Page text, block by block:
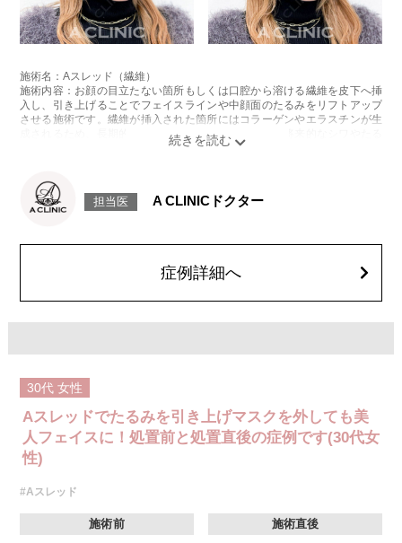
施術名：Aスレッド（繊維）
施術内容：お顔の目立たない箇所もしくは口腔から溶ける繊維を皮下へ挿
入し、引き上げることでフェイスラインや中顔面のたるみをリフトアップ
させる施術です。繊維が挿入された箇所にはコラーゲンやエラスチンが生
成されるため、長期的な美肌効果、肌質の改善効果、将来的なシワやたる
みの予防効果が期待できます。
とがございます。また、稀ではありますが、施術部位の細菌感染症、皮膚
のよれ、繊維の突出などが生じることがございます。化膿止め・痛み止め
費用：1部位 184,800円(税込)
オプション：笑気麻酔 3,300円(税込)
担当医 A CLINICドクター
症例詳細へ
30代 女性
Aスレッドでたるみを引き上げマスクを外しても美
人フェイスに！処置前と処置直後の症例です(30代女
性)
#Aスレッド
施術前 施術直後